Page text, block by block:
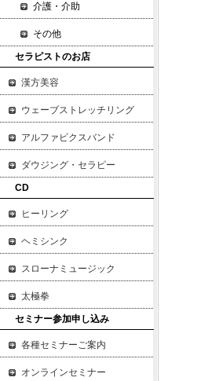
介護・介助
その他
セラピストのお店
漢方美容
ウェーブストレッチリング
アルファビクスバンド
ダウジング・セラピー
CD
ヒーリング
ヘミシンク
スローナミュージック
太極拳
セミナー参加申し込み
各種セミナーご案内
オンラインセミナー